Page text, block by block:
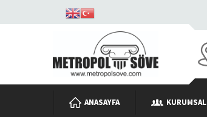
ANASAYFA KURUMSAL